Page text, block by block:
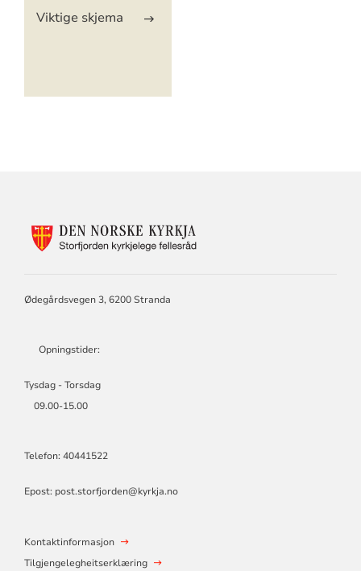
Viktige skjema
Ødegårdsvegen 3, 6200 Stranda
Opningstider:
Tysdag - Torsdag
09.00-15.00
Telefon: 40441522
Epost: post.storfjorden@kyrkja.no
Kontaktinformasjon
Tilgjengelegheitserklæring